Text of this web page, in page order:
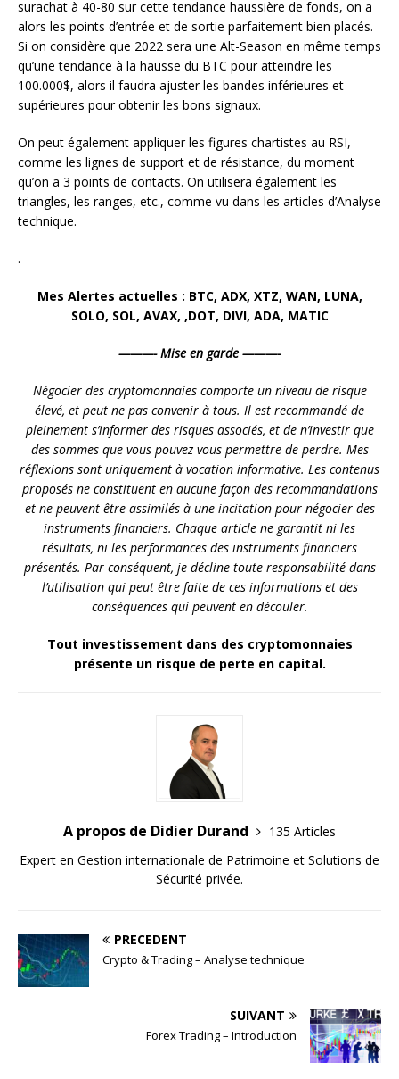
surachat à 40-80 sur cette tendance haussière de fonds, on a
alors les points d’entrée et de sortie parfaitement bien placés.
Si on considère que 2022 sera une Alt-Season en même temps
qu’une tendance à la hausse du BTC pour atteindre les
100.000$, alors il faudra ajuster les bandes inférieures et
supérieures pour obtenir les bons signaux.
On peut également appliquer les figures chartistes au RSI,
comme les lignes de support et de résistance, du moment
qu’on a 3 points de contacts. On utilisera également les
triangles, les ranges, etc., comme vu dans les articles d’Analyse
technique.
.
Mes Alertes actuelles : BTC, ADX, XTZ, WAN, LUNA,
SOLO, SOL, AVAX, ,DOT, DIVI, ADA, MATIC
———- Mise en garde ———-
Négocier des cryptomonnaies comporte un niveau de risque
élevé, et peut ne pas convenir à tous. Il est recommandé de
pleinement s’informer des risques associés, et de n’investir que
des sommes que vous pouvez vous permettre de perdre. Mes
réflexions sont uniquement à vocation informative. Les contenus
proposés ne constituent en aucune façon des recommandations
et ne peuvent être assimilés à une incitation pour négocier des
instruments financiers. Chaque article ne garantit ni les
résultats, ni les performances des instruments financiers
présentés. Par conséquent, je décline toute responsabilité dans
l’utilisation qui peut être faite de ces informations et des
conséquences qui peuvent en découler.
Tout investissement dans des cryptomonnaies
présente un risque de perte en capital.
A propos de Didier Durand
135 Articles
Expert en Gestion internationale de Patrimoine et Solutions de
Sécurité privée.
PRÉCÉDENT
Crypto & Trading – Analyse technique
SUIVANT
Forex Trading – Introduction